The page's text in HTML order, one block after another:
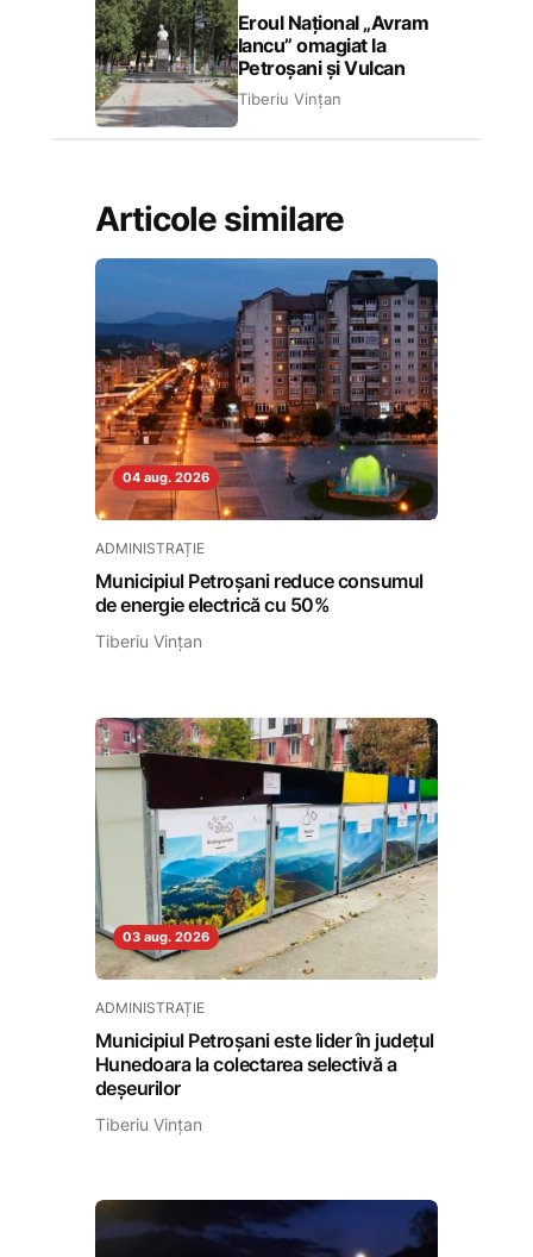
Eroul Național „Avram
Iancu” omagiat la
Petroșani și Vulcan
Tiberiu Vințan
Articole similare
04 aug. 2026
ADMINISTRAȚIE
Municipiul Petroșani reduce consumul
de energie electrică cu 50%
Tiberiu Vințan
03 aug. 2026
ADMINISTRAȚIE
Municipiul Petroșani este lider în județul
Hunedoara la colectarea selectivă a
deșeurilor
Tiberiu Vințan